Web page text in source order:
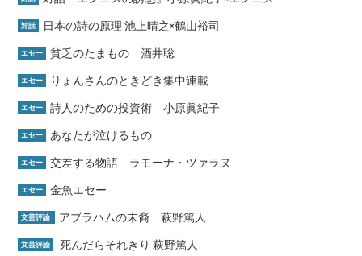
対話 日本の詩の原理 池上晴之×鶴山裕司
エセー 貧乏のたまもの 酒井聡
エセー りょんさんのときどき集中連載
エセー 詩人のための投資術 小原眞紀子
エセー あなたが泣けるもの
エセー 交差する物語 ラモーナ・ツァラヌ
エセー 金魚エセー
文芸評論 アブラハムの末裔 萩野篤人
文芸評論 死んだらそれきり 萩野篤人